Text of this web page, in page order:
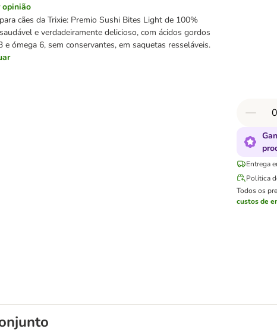
opinião
cães da Trixie: Premio Sushi Bites Light de 100%
e verdadeiramente delicioso, com ácidos gordos
e ómega 6, sem conservantes, em saquetas resseláveis.
Entrega
Política
Todos os
custos de